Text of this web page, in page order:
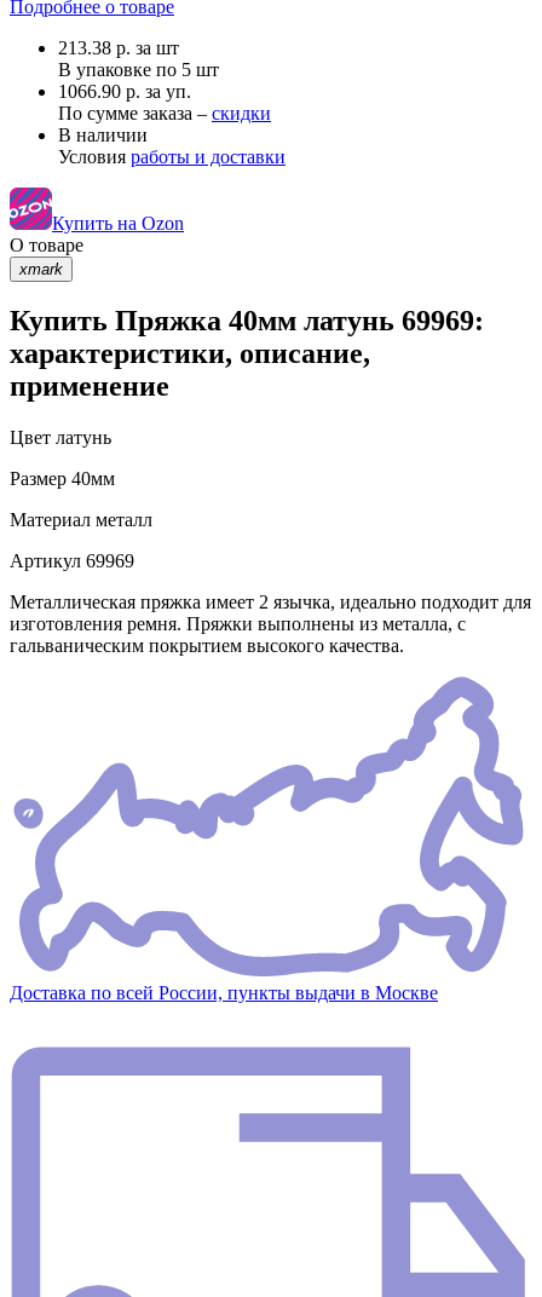
Подробнее о товаре
213.38 р. за шт
В упаковке по 5 шт
1066.90 р. за уп.
По сумме заказа – скидки
В наличии
Условия работы и доставки
Купить на Ozon
О товаре
xmark
Купить Пряжка 40мм латунь 69969:
характеристики, описание,
применение
Цвет латунь
Размер 40мм
Материал металл
Артикул 69969
Металлическая пряжка имеет 2 язычка, идеально подходит для
изготовления ремня. Пряжки выполнены из металла, с
гальваническим покрытием высокого качества.
Доставка по всей России, пункты выдачи в Москве